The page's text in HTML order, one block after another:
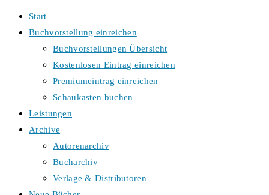
Start
Buchvorstellung einreichen
Buchvorstellungen Übersicht
Kostenlosen Eintrag einreichen
Premiumeintrag einreichen
Schaukasten buchen
Leistungen
Archive
Autorenarchiv
Bucharchiv
Verlage & Distributoren